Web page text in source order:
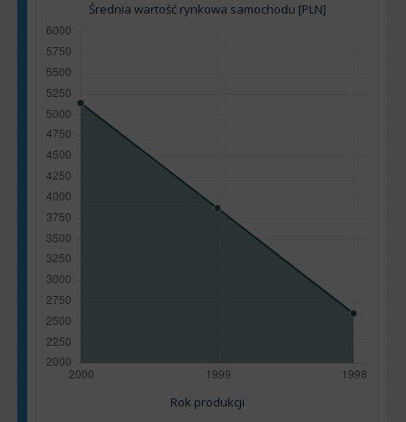
Średnia wartość rynkowa samochodu [PLN]
Rok produkcji